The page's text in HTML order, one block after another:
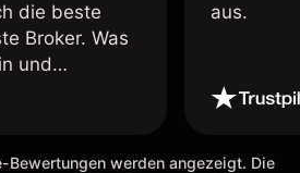
die beste
Broker. Was
und
Kreditkarte
aus.
Bewertungen werden angezeigt. Die